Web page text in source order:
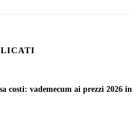
costi: vademecum ai prezzi 2026 in